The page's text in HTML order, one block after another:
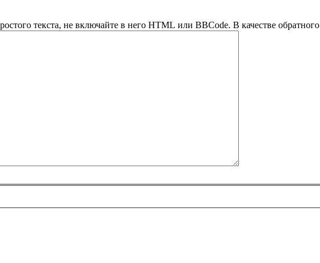
текста, не включайте в него HTML или BBCode. В качестве обратного